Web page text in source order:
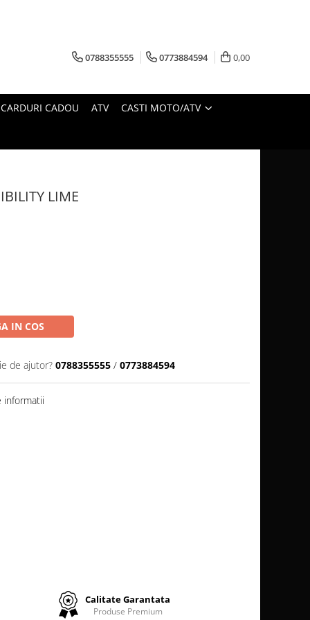
0788355555 0773884594 0,00
CARDURI CADOU ATV CASTI MOTO/ATV
LIME
IN COS
de ajutor? 0788355555 / 0773884594
informatii
Calitate Garantata
Produse Premium